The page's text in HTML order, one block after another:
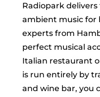
Radiopark
ambient music for
experts from
perfect musical
Italian restaurant
is run entirely by
and wine bar, you